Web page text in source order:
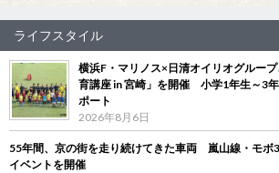
ライフスタイル
横浜F・マリノス×日清オイリオグルー
育講座 in 宮崎」を開催 小学1年生～3
ポート
2026年8月6日
55年間、京の街を走り続けてきた車両 嵐山線・モボ
イベントを開催